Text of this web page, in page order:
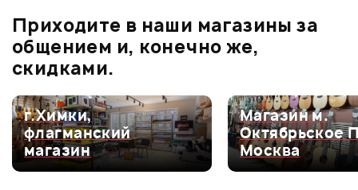
0.0
Оценка5
0
Оценка4
0
Оценка3
0
Приходите в наши магазины за
общением и, конечно же,
скидками.
г.Химки,
флагманский
магазин
Магазин м.
Октябрьское
Москва